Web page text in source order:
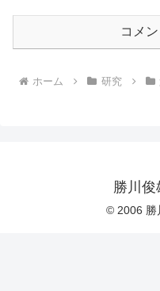
コメ
ホーム 研究
勝川俊
© 2006 勝